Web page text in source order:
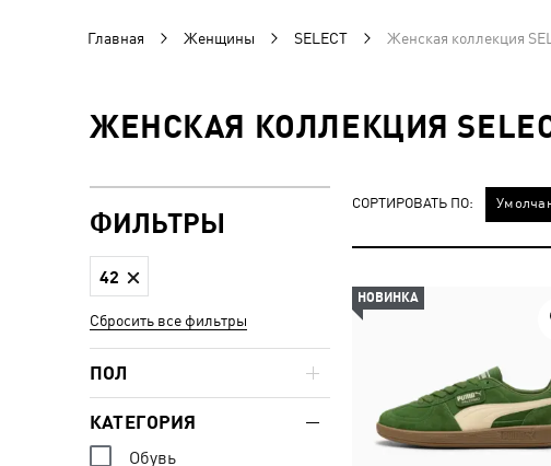
Главная Женщины SELECT Женская коллекция
ЖЕНСКАЯ КОЛЛЕКЦИЯ
СОРТИРОВАТЬ ПО:
НОВИНКА
ФИЛЬТРЫ
42
Сбросить все фильтры
ПОЛ
КАТЕГОРИЯ
Обувь